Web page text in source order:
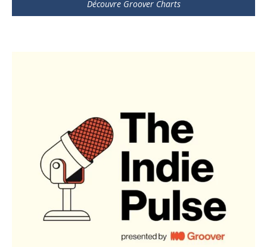
Découvre Groover Charts